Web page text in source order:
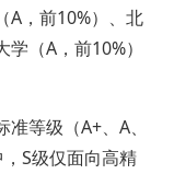
A，前10%）、北
（A，前10%）
等级（A+、A、
S级仅面向高精